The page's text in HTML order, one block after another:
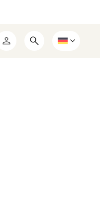
Mein
Suchformular
Wählen